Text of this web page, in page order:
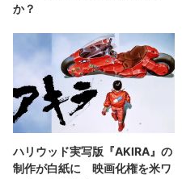
か？
ハリウッド実写版『AKIRA』の
制作が白紙に 映画化権を米ワ